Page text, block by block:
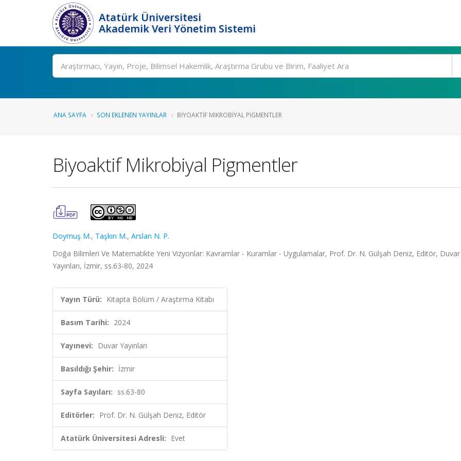
Atatürk Üniversitesi
Akademik Veri Yönetim Sistemi
Ara
ANA SAYFA SON EKLENEN YAYINLAR BIYOAKTIF MIKROBIYAL PIGMENTLER
Biyoaktif Mikrobiyal Pigmentler
Doymuş M., Taşkın M., Arslan N. P.
Doğa Bilimleri Ve Matematikte Yeni Vizyonlar: Kavramlar - Kuramlar - Uygulamalar, Prof. Dr. N. Gülşah Deniz, Editör, Duvar
Yayınları, İzmir, ss.63-80, 2024
Yayın Türü: Kitapta Bölüm / Araştırma Kitabı
Basım Tarihi: 2024
Yayınevi: Duvar Yayınları
Basıldığı Şehir: İzmir
Sayfa Sayıları: ss.63-80
Editörler: Prof. Dr. N. Gülşah Deniz, Editör
Atatürk Üniversitesi Adresli: Evet